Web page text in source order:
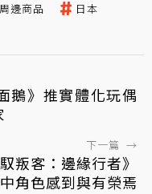
周邊商品
日本
鵝》推實體化玩偶
下一篇 →
叛客：邊緣行者》
角色感到與有榮焉